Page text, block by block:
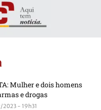
Mulher e dois homens
e drogas
2023 - 19h31